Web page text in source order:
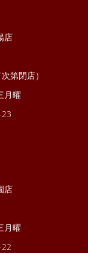
店
第閉店）
月曜
店
月曜